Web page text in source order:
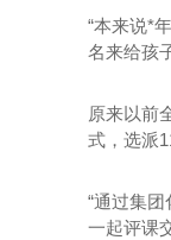
“本来说*
名来给孩
原来以前
式，选派
“通过集
一起评课